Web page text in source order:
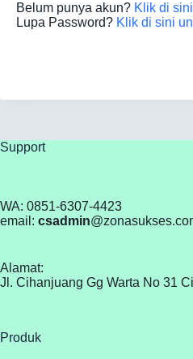
Belum punya akun? Klik di
Lupa Password? Klik di sini
Support
WA: 0851-6307-4423
email: csadmin
Alamat:
Jl. Cihanjuang Gg Warta No 31
Produk